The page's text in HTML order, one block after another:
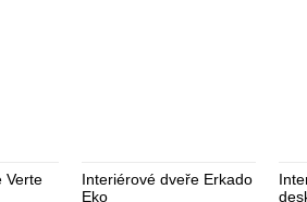
Verte
Interiérové dveře Erkado
Eko